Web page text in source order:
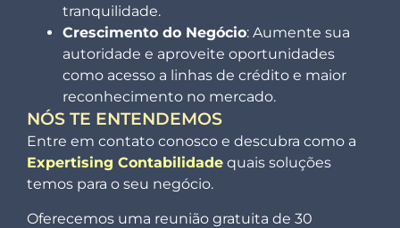
tranquilidade.
Crescimento do Negócio: Aumente sua
autoridade e aproveite oportunidades
como acesso a linhas de crédito e maior
reconhecimento no mercado.
NÓS TE ENTENDEMOS
Entre em contato conosco e descubra como a
Expertising Contabilidade quais soluções
temos para o seu negócio.
Oferecemos uma reunião gratuita de 30